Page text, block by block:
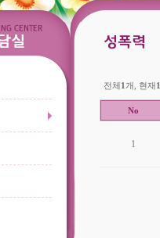
전체1 개, 현재1
No
1